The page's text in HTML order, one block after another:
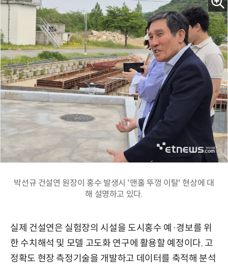
박선규 건설연 원장이 홍수 발생시 '맨홀 뚜껑 이탈' 현상에 대
해 설명하고 있다.
실제 건설연은 실험장의 시설을 도시홍수 예·경보를 위
한 수치해석 및 모델 고도화 연구에 활용할 예정이다. 고
정확도 현장 측정기술을 개발하고 데이터를 축적해 분석